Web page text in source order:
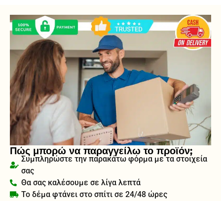
Πώς μπορώ να παραγγείλω το προϊόν;
Συμπληρώστε την παρακάτω φόρμα με τα στοιχεία
σας
Θα σας καλέσουμε σε λίγα λεπτά
Το δέμα φτάνει στο σπίτι σε 24/48 ώρες